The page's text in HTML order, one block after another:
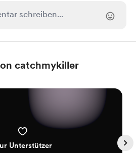
catchmykiller
Unterstützer